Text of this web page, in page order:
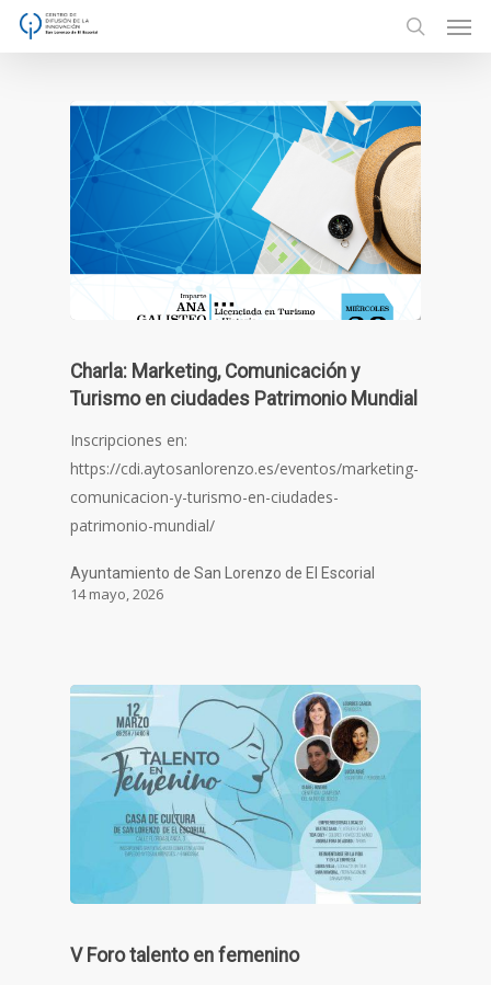
Skip
search
Charla: Marketing, Comunicación y
Turismo en ciudades Patrimonio Mundial
Inscripciones en:
https://cdi.aytosanlorenzo.es/eventos/marketing-
comunicacion-y-turismo-en-ciudades-
patrimonio-mundial/
Ayuntamiento de San Lorenzo de El Escorial
14 mayo, 2026
V Foro talento en femenino